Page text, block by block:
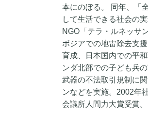
本にのぼる。 同年、「
して生活できる社会の
NGO「テラ・ルネッサ
ボジアでの地雷除去支
育成、日本国内での平
ンダ北部での子ども兵
武器の不法取引規制に
ンなどを実施。2002年
会議所人間力大賞受賞。